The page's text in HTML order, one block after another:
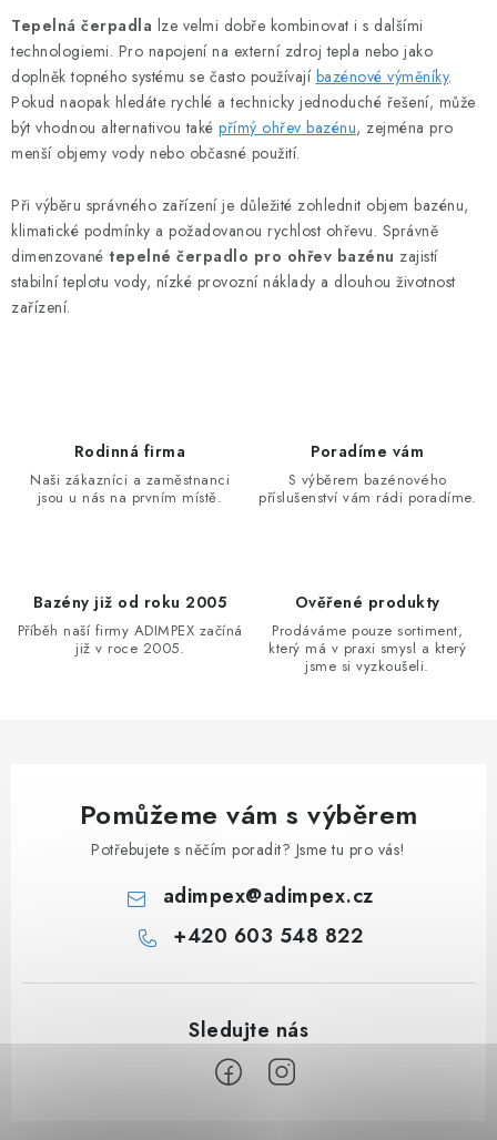
p
i
s
u
Tepelná čerpadla lze velmi dobře kombinovat i s dalšími
technologiemi. Pro napojení na externí zdroj tepla nebo jako
doplněk topného systému se často používají bazénové výměníky.
Pokud naopak hledáte rychlé a technicky jednoduché řešení, může
být vhodnou alternativou také přímý ohřev bazénu, zejména pro
menší objemy vody nebo občasné použití.
Při výběru správného zařízení je důležité zohlednit objem bazénu,
klimatické podmínky a požadovanou rychlost ohřevu. Správně
dimenzované tepelné čerpadlo pro ohřev bazénu zajistí
stabilní teplotu vody, nízké provozní náklady a dlouhou životnost
zařízení.
Rodinná firma
Naši zákazníci a zaměstnanci
jsou u nás na prvním místě.
Poradíme vám
S výběrem bazénového
příslušenství vám rádi poradíme.
Bazény již od roku 2005
Příběh naší firmy ADIMPEX začíná
již v roce 2005.
Ověřené produkty
Prodáváme pouze sortiment,
který má v praxi smysl a který
jsme si vyzkoušeli.
Pomůžeme vám s výběrem
Potřebujete s něčím poradit? Jsme tu pro vás!
adimpex@adimpex.cz
+420 603 548 822